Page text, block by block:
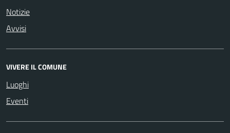
Notizie
Avvisi
VIVERE IL COMUNE
Luoghi
Eventi